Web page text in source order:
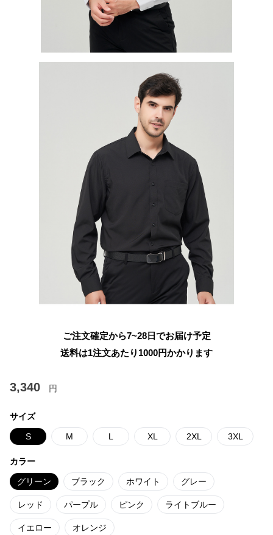
ご注文確定から7~28日でお届け予定
送料は1注文あたり 1000円かかります
3,340 円
サイズ
S M L XL 2XL 3XL
カラー
グリーン ブラック ホワイト グレー
レッド パープル ピンク ライトブルー
イエロー オレンジ